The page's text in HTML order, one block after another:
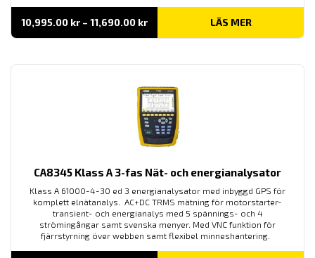
10,995.00 kr – 11,690.00 krPrisintervall:
till
LÄS MER
CA8345 Klass A 3-fas Nät- och energianalysator
Klass A 61000-4-30 ed 3 energianalysator med inbyggd GPS för
komplett elnätanalys. AC+DC TRMS mätning för motorstarter-
transient- och energianalys med 5 spännings- och 4
strömingångar samt svenska menyer. Med VNC funktion för
fjärrstyrning över webben samt flexibel minneshantering.